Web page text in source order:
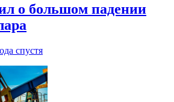
о большом падении
спустя